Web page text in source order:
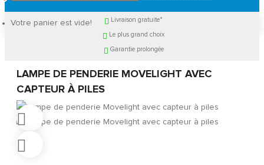
Votre panier est vide! Livraison gratuite*
Le plus grand choix
Garantie prolongée
LAMPE DE PENDERIE MOVELIGHT AVEC
CAPTEUR À PILES